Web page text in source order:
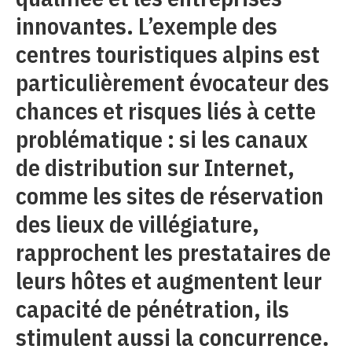
innovantes. L’exemple des
centres touristiques alpins est
particulièrement évocateur des
chances et risques liés à cette
problématique : si les canaux
de distribution sur Internet,
comme les sites de réservation
des lieux de villégiature,
rapprochent les prestataires de
leurs hôtes et augmentent leur
capacité de pénétration, ils
stimulent aussi la concurrence.